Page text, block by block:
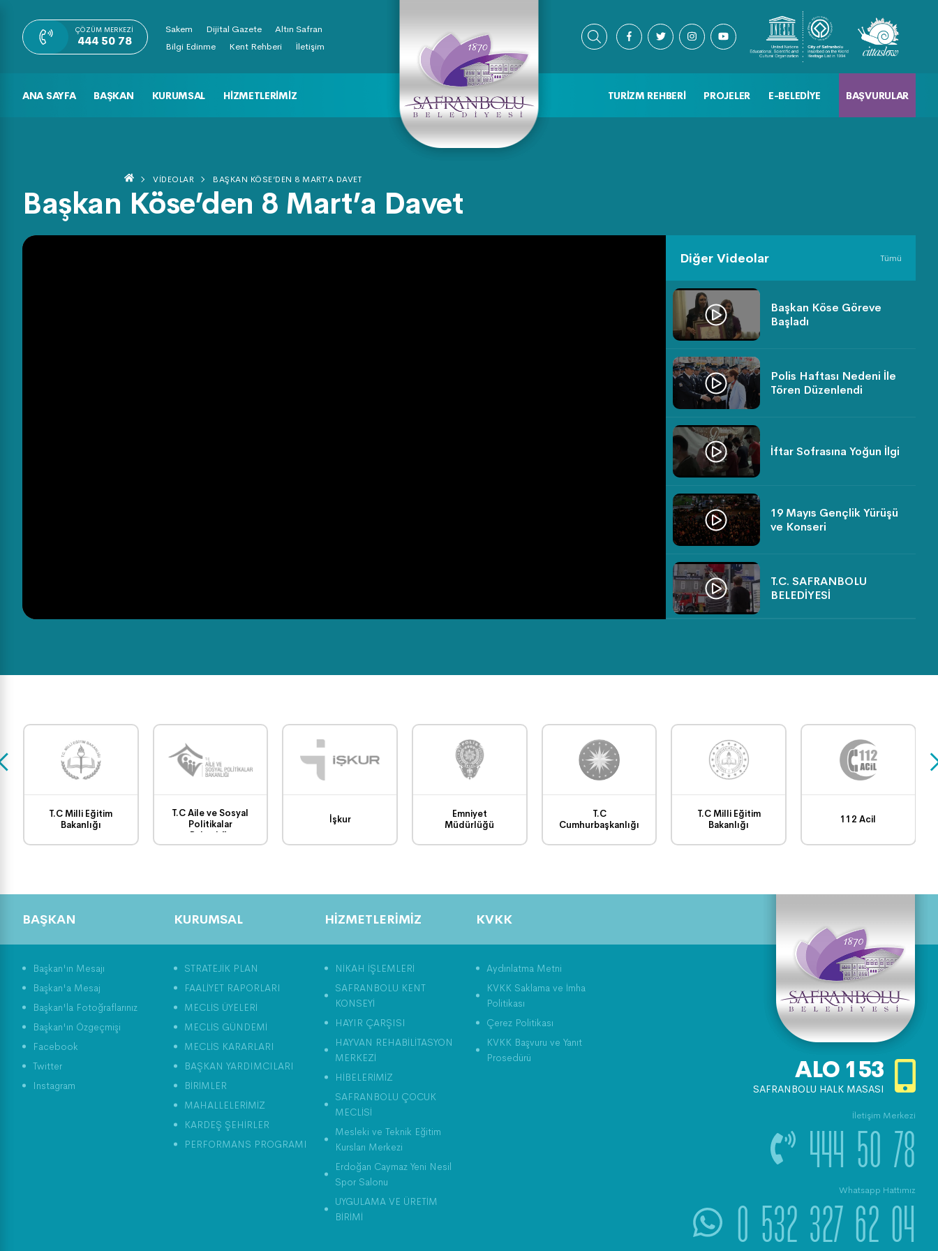
ÇÖZÜM MERKEZI
444 50 78
Sakem Dijital Gazete
Altın Safran
Bilgi Edinme
Kent Rehberi İletişim
ANA SAYFA BAŞKAN KURUMSAL HIZMETLERIMIZ TURIZM REHBERI PROJELER E-BELEDIYE BAŞVURULAR
VIDEOLAR BAŞKAN KÖSE’DEN 8 MART’A DAVET
Başkan Köse’den 8 Mart’a Davet
Diğer Videolar Tümü
Başkan Köse Göreve
Başladı
Polis Haftası Nedeni İle
Tören Düzenlendi
İftar Sofrasına Yoğun İlgi
19 Mayıs Gençlik Yürüşü
ve Konseri
T.C. SAFRANBOLU
BELEDİYESİ
BAŞINDA
BELEDİYESİ FEN İŞLERİ
Tarım Üretimi
T.C Milli Eğitim
Bakanlığı
T.C Aile ve Sosyal
Politikalar
Bakanlığı
İşkur
Emniyet
Müdürlüğü
T.C
Cumhurbaşkanlığı
T.C Milli Eğitim
Bakanlığı
112 Acil
BAŞKAN
Başkan'ın Mesajı
Başkan'a Mesaj
Başkan'la Fotoğraflarınız
Başkan'ın Özgeçmişi
Facebook
Twitter
Instagram
KURUMSAL
STRATEJİK PLAN
FAALİYET RAPORLARI
MECLİS ÜYELERİ
MECLİS GÜNDEMİ
MECLİS KARARLARI
BAŞKAN YARDIMCILARI
BİRİMLER
MAHALLELERİMİZ
KARDEŞ ŞEHİRLER
PERFORMANS PROGRAMI
HİZMETLERİMİZ
NİKAH İŞLEMLERİ
SAFRANBOLU KENT
KONSEYİ
HAYIR ÇARŞISI
HAYVAN REHABİLİTASYON
MERKEZİ
HİBELERİMİZ
SAFRANBOLU ÇOCUK
MECLİSİ
Mesleki ve Teknik Eğitim
Kursları Merkezi
Erdoğan Caymaz Yeni Nesil
Spor Salonu
UYGULAMA VE ÜRETİM
BİRİMİ
KVKK
Aydınlatma Metni
KVKK Saklama ve İmha
Politikası
Çerez Politikası
KVKK Başvuru ve Yanıt
Prosedürü
ALO 153
SAFRANBOLU HALK MASASI
İletişim Merkezi
444 50 78
Whatsapp Hattımız
0 532 327 62 04